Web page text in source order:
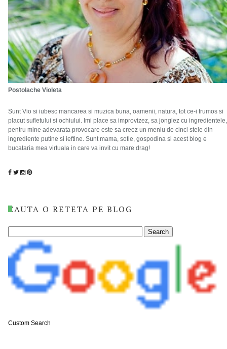
Postolache Violeta
Sunt Vio si iubesc mancarea si muzica buna, oamenii, natura, tot ce-i frumos si
placut sufletului si ochiului. Imi place sa improvizez, sa jonglez cu ingredientele,
pentru mine adevarata provocare este sa creez un meniu de cinci stele din
ingrediente putine si ieftine. Sunt mama, sotie, gospodina si acest blog e
bucataria mea virtuala in care va invit cu mare drag!
CAUTA O RETETA PE BLOG
Custom Search